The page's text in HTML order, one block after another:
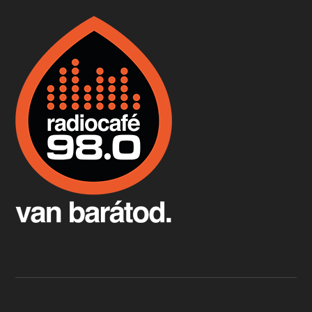
Boston, teadélután, bab és homár
Apr 9, 2026 • 00:37:17
Fermentáljunk, a testünk meghálálja!
Apr 3, 2026 • 00:36:07